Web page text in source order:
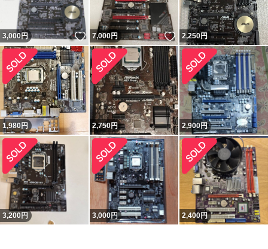
3,000円 いいね！
7,000円 いいね！
2,250円
1,980円 2,750円 2,900円
3,200円 3,000円 2,400円